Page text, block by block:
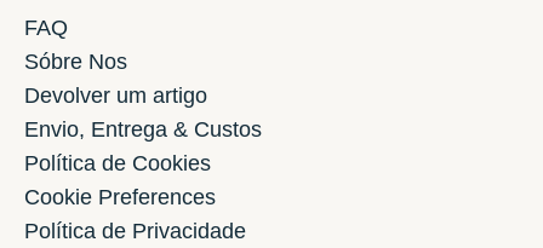
FAQ
Sóbre Nos
Devolver um artigo
Envio, Entrega & Custos
Política de Cookies
Cookie Preferences
Política de Privacidade